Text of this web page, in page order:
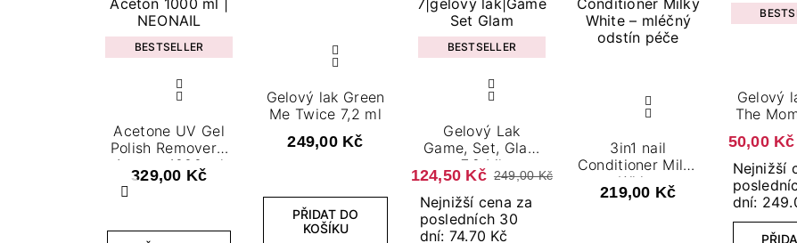
Předchozí
BESTSELLER
Acetone UV Gel
Polish Remover -
Aceton 1000 ml
329,00 Kč
Gelový lak Green
Me Twice 7,2 ml
249,00 Kč
PŘIDAT DO
KOŠÍKU
BESTSELLER
Gelový Lak
Game, Set, Glam
7,2 Ml
124,50 Kč 249,00 Kč
Nejnižší cena za
posledních 30
dní: 74.70 Kč
3in1 nail
Conditioner​ Milky
White
219,00 Kč
Gelový
The
50,00 Kč
Nejnižší
dní: